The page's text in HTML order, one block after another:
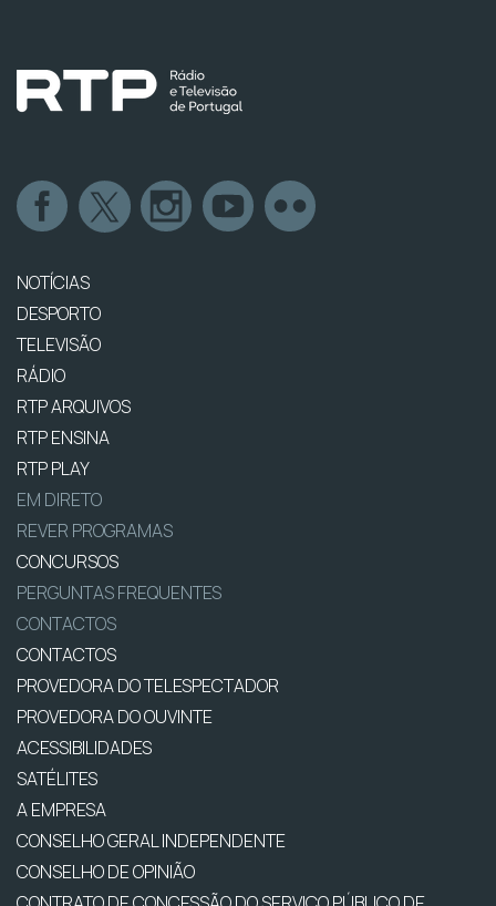
NOTÍCIAS
DESPORTO
TELEVISÃO
RÁDIO
RTP ARQUIVOS
RTP ENSINA
RTP PLAY
EM DIRETO
REVER PROGRAMAS
CONCURSOS
PERGUNTAS FREQUENTES
CONTACTOS
CONTACTOS
PROVEDORA DO TELESPECTADOR
PROVEDORA DO OUVINTE
ACESSIBILIDADES
SATÉLITES
A EMPRESA
CONSELHO GERAL INDEPENDENTE
CONSELHO DE OPINIÃO